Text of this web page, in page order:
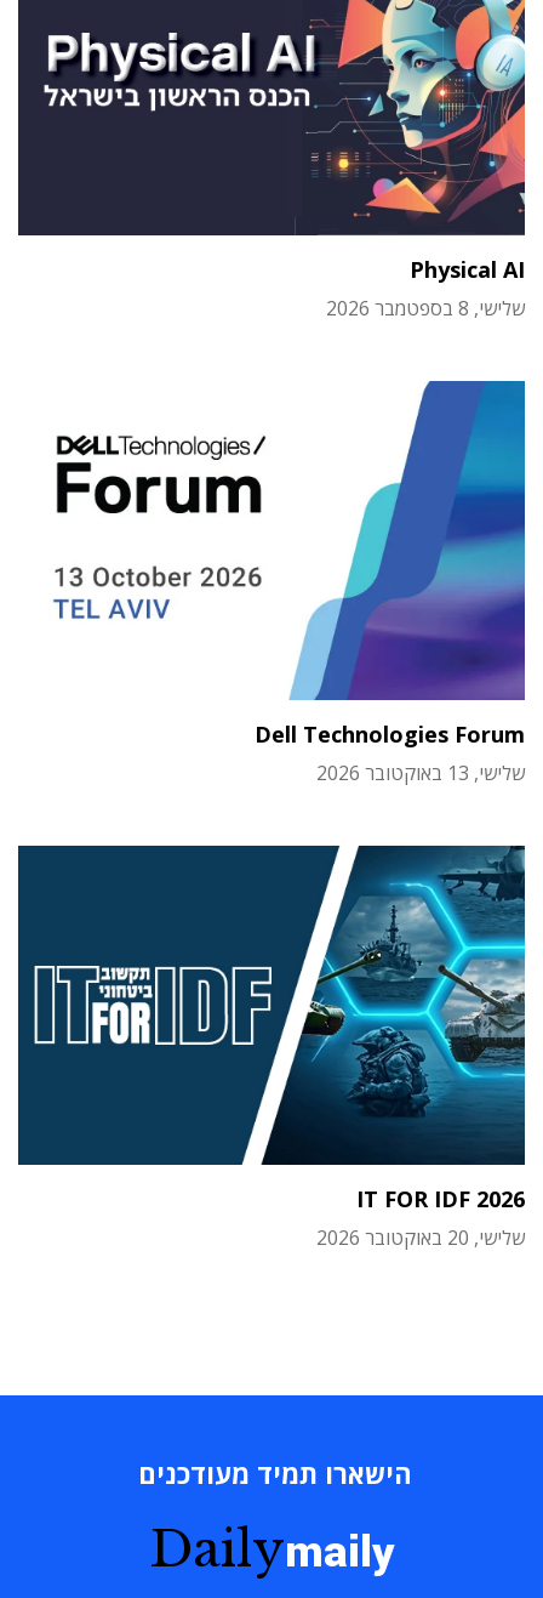
Physical AI
שלישי, 8 בספטמבר 2026
Dell Technologies Forum
שלישי, 13 באוקטובר 2026
IT FOR IDF 2026
שלישי, 20 באוקטובר 2026
הישארו תמיד מעודכנים
Dailymaily